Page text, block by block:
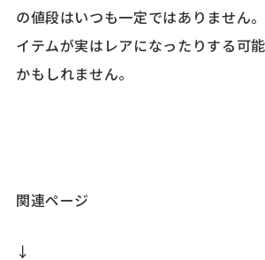
の値段はいつも一定ではありません
イテムが実はレアになったりする可
かもしれません。
関連ページ
↓